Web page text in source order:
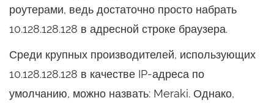
роутерами, ведь достаточно просто набрать
10.128.128.128 в адресной строке браузера.
Среди крупных производителей, использующих
10.128.128.128 в качестве IP-адреса по
умолчанию, можно назвать: Meraki. Однако,